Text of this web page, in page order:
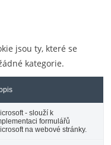
jsou ty, které se
kategorie.
- slouží k
formulářů
na webové stránky.